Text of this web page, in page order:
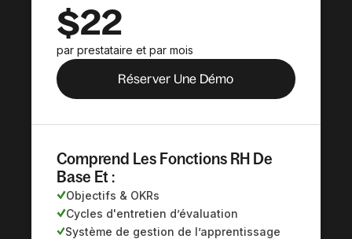
$22
par prestataire et par mois
Réserver Une Démo
Comprend Les Fonctions RH De
Base Et :
Objectifs & OKRs
Cycles d'entretien d’évaluation
Système de gestion de l’apprentissage